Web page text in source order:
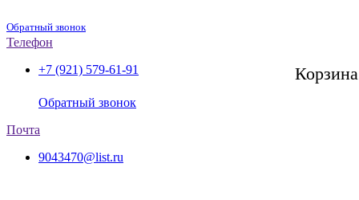
Обратный звонок
Корзина
Телефон
+7 (921) 579-61-91
Обратный звонок
Почта
9043470@list.ru